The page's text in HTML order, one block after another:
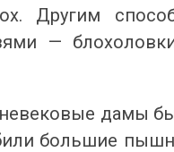
ЛЬОНОВІ ШОРТИ ТА БРЮКИ:
лише гарно виглядають, а й дають
протягом усього дня.
Другим
—
дамы
большие